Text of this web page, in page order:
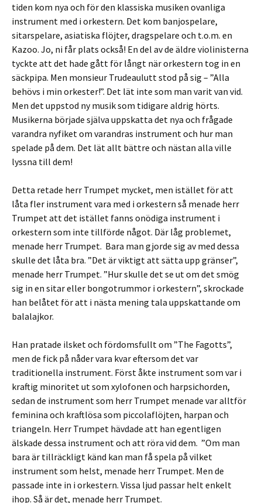
tiden kom nya och för den klassiska musiken ovanliga
instrument med i orkestern. Det kom banjospelare,
sitarspelare, asiatiska flöjter, dragspelare och t.o.m. en
Kazoo. Jo, ni får plats också! En del av de äldre violinisterna
tyckte att det hade gått för långt när orkestern tog in en
säckpipa. Men monsieur Trudeaulutt stod på sig – ”Alla
behövs i min orkester!”. Det lät inte som man varit van vid.
Men det uppstod ny musik som tidigare aldrig hörts.
Musikerna började själva uppskatta det nya och frågade
varandra nyfiket om varandras instrument och hur man
spelade på dem. Det lät allt bättre och nästan alla ville
lyssna till dem!
Detta retade herr Trumpet mycket, men istället för att
låta fler instrument vara med i orkestern så menade herr
Trumpet att det istället fanns onödiga instrument i
orkestern som inte tillförde något. Där låg problemet,
menade herr Trumpet. Bara man gjorde sig av med dessa
skulle det låta bra. ”Det är viktigt att sätta upp gränser”,
menade herr Trumpet. ”Hur skulle det se ut om det smög
sig in en sitar eller bongotrummor i orkestern”, skrockade
han belåtet för att i nästa mening tala uppskattande om
balalajkor.
Han pratade ilsket och fördomsfullt om ”The Fagotts”,
men de fick på nåder vara kvar eftersom det var
traditionella instrument. Först åkte instrument som var i
kraftig minoritet ut som xylofonen och harpsichorden,
sedan de instrument som herr Trumpet menade var alltför
feminina och kraftlösa som piccolaflöjten, harpan och
triangeln. Herr Trumpet hävdade att han egentligen
älskade dessa instrument och att röra vid dem. ”Om man
bara är tillräckligt känd kan man få spela på vilket
instrument som helst, menade herr Trumpet. Men de
passade inte in i orkestern. Vissa ljud passar helt enkelt
ihop. Så är det, menade herr Trumpet.